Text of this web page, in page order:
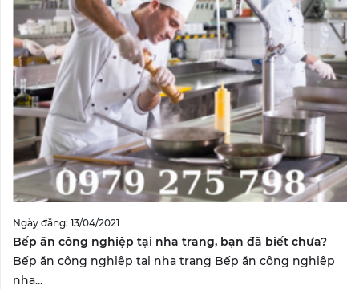
Ngày đăng: 13/04/2021
Bếp ăn công nghiệp tại nha trang, bạn đã biết chưa?
Bếp ăn công nghiệp tại nha trang Bếp ăn công nghiệp
nha...